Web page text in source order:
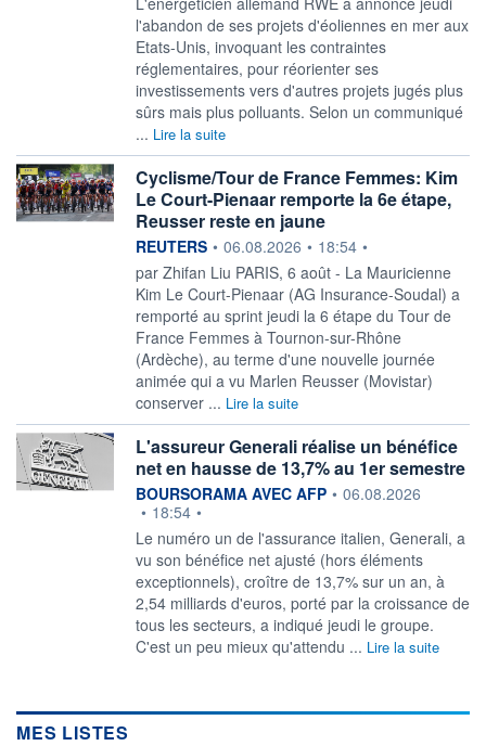
l'abandon de ses projets d'éoliennes en mer aux
Etats-Unis, invoquant les contraintes
réglementaires, pour réorienter ses
investissements vers d'autres projets jugés plus
sûrs mais plus polluants. Selon un communiqué
... Lire la suite
Cyclisme/Tour de France Femmes: Kim
Le Court-Pienaar remporte la 6e étape,
Reusser reste en jaune
information fournie par
REUTERS • 06.08.2026 • 18:54 •
par Zhifan Liu PARIS, 6 août - La Mauricienne
Kim Le Court-Pienaar (AG ‌Insurance-Soudal) a
remporté au sprint jeudi la 6 étape du Tour de
France Femmes à Tournon-sur-Rhône
(Ardèche), au ​terme d'une nouvelle journée
animée qui a vu Marlen Reusser (Movistar)
conserver ... Lire la suite
L'assureur Generali réalise un bénéfice
net en hausse de 13,7% au 1er semestre
information fournie par
BOURSORAMA AVEC AFP • 06.08.2026
• 18:54 •
Le numéro un de l'assurance italien, Generali, a
vu son bénéfice net ajusté (hors éléments
exceptionnels), croître de 13,7% sur un an, à
2,54 milliards d'euros, porté par la croissance de
tous les secteurs, a indiqué jeudi le groupe.
C'est un peu mieux qu'attendu ... Lire la suite
MES LISTES